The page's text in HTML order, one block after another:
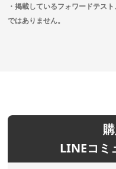
・掲載しているフォワードテス
ではありません。
LINEコミ